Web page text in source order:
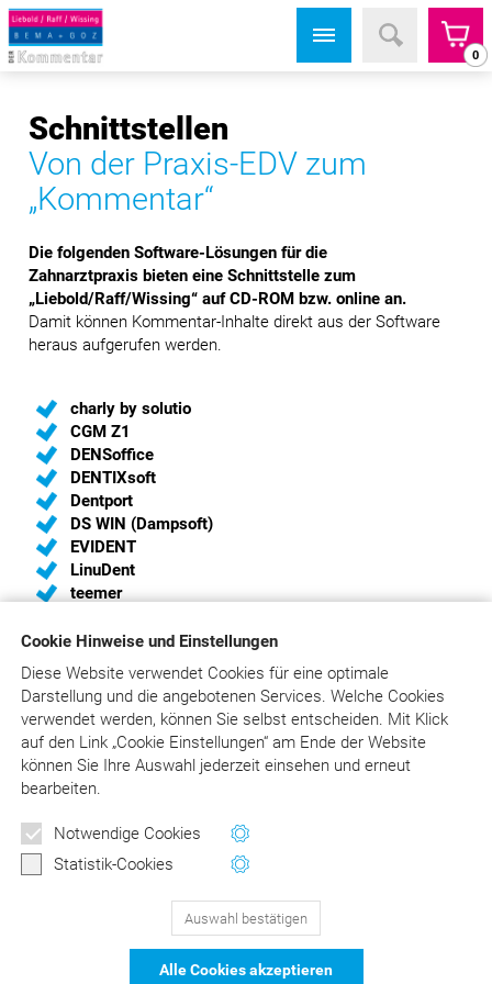
Cookie Hinweise und Einstellungen
Diese Website verwendet Cookies für eine optimale
Darstellung und die angebotenen Services. Welche Cookies
verwendet werden, können Sie selbst entscheiden. Mit Klick
aufden Link „Cookie Einstellungen“ am Ende der Website
können Sie Ihre Auswahl jederzeit einsehen und erneut
bearbeiten.
Notwendige Cookies
Statistik-Cookies
Auswahl bestätigen
Alle Cookies akzeptieren
0
Schnittstellen
Von der Praxis-EDV zum
„Kommentar“
Die folgenden Software-Lösungen für die
Zahnarztpraxis bieten eine Schnittstelle zum
„Liebold/Raff/Wissing“ auf CD-ROM bzw. online an.
Damit können Kommentar-Inhalte direkt aus der Software
heraus aufgerufen werden.
charly by solutio
CGM Z1
DENSoffice
DENTIXsoft
Dentport
DS WIN (Dampsoft)
EVIDENT
LinuDent
teemer
Sie sind Hersteller von Praxis-Software und haben
Interesse, eine Schnittstelle zum
„Liebold/Raff/Wissing“ einzurichten?
Wir unterstützen Sie gerne und liefern Ihnen die aktuelle
Schnittstellenbeschreibung. Bitte schreiben Sie an
129Bewertungen auf ProvenExpert.com